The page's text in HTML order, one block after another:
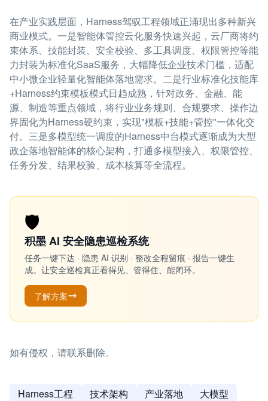
在产业实践层面，Harness驾驭工程领域正涌现出多种新兴
商业模式。一是智能体管控云化服务快速兴起，云厂商将约
束体系、技能封装、安全校验、多工具调度、权限管控等能
力封装为标准化SaaS服务，大幅降低企业技术门槛，适配
中小微企业轻量化智能体落地需求。二是行业标准化技能库
+Harness约束模板模式日趋成熟，针对政务、金融、能
源、制造等重点领域，将行业业务规则、合规要求、操作边
界固化为Harness硬约束，实现"模板+技能+管控"一体化交
付。三是多模型统一调度的Harness中台模式逐渐成为大型
政企落地智能体的核心架构，打通多模型接入、权限管控、
任务分发、结果校验、成本核算等全流程。
🛡️
积墨 AI 安全隐患巡检系统
任务一键下达 · 隐患 AI 识别 · 整改全程留痕 · 报告一键生
成。让安全巡检真正看得见、管得住、能闭环。
了解方案
如有侵权，请联系删除。
Harness工程 技术架构 产业落地
大模型